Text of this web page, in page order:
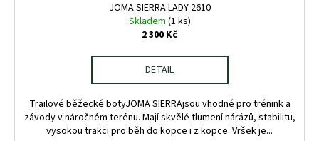
JOMA SIERRA LADY 2610
Skladem (1 ks)
2 300 Kč
DETAIL
Trailové běžecké botyJOMA SIERRAjsou vhodné pro trénink a
závody v náročném terénu. Mají skvělé tlumení nárázů, stabilitu,
vysokou trakci pro běh do kopce i z kopce. Vršek je...